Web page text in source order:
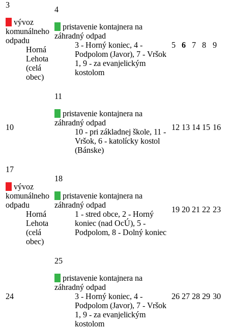
3
vývoz
komunálneho
odpadu
Horná
Lehota
(celá
obec)
4
pristavenie kontajnera na
záhradný odpad
3 - Horný koniec, 4 -
Podpolom (Javor), 7 - Vršok
1, 9 - za evanjelickým
kostolom
5 6 7 8 9
10
11
pristavenie kontajnera na
záhradný odpad
10 - pri základnej škole, 11 -
Vršok, 6 - katolícky kostol
(Bánske)
12 13 14 15 16
17
vývoz
komunálneho
odpadu
Horná
Lehota
(celá
obec)
18
pristavenie kontajnera na
záhradný odpad
1 - stred obce, 2 - Horný
koniec (nad OcÚ), 5 -
Podpolom, 8 - Dolný koniec
19 20 21 22 23
24
25
pristavenie kontajnera na
záhradný odpad
3 - Horný koniec, 4 -
Podpolom (Javor), 7 - Vršok
1, 9 - za evanjelickým
kostolom
26 27 28 29 30